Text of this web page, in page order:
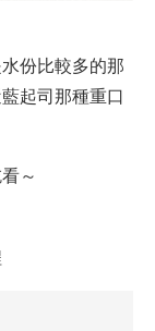
份比較多的那
起司那種重口
～